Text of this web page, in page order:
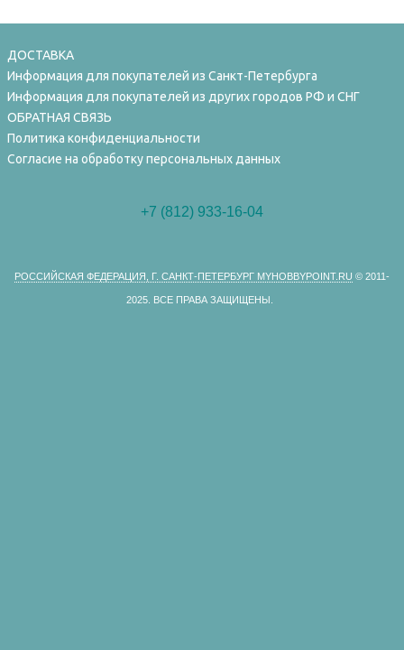
ДОСТАВКА
Информация для покупателей из Санкт-Петербурга
Информация для покупателей из других городов РФ и СНГ
ОБРАТНАЯ СВЯЗЬ
Политика конфиденциальности
Согласие на обработку персональных данных
+7 (812) 933-16-04
РОССИЙСКАЯ ФЕДЕРАЦИЯ, Г. САНКТ-ПЕТЕРБУРГ MYHOBBYPOINT.RU © 2011-
2025. ВСЕ ПРАВА ЗАЩИЩЕНЫ.